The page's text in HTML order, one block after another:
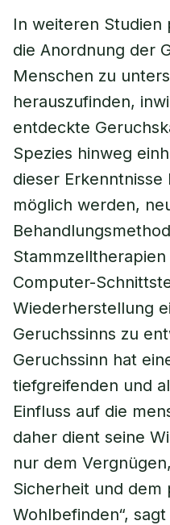
In weiteren Studien
die Anordnung der
Menschen zu
herauszufinden,
entdeckte
Spezies hinweg
dieser
möglich werden,
Computer-
Wiederherstellung
Geruchssinns zu
Geruchssinn hat
tiefgreifenden und
Einfluss auf die
daher dient seine
nur dem
Sicherheit und dem
Wohlbefinden“,